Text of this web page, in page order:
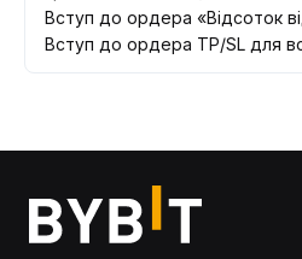
Вступ до ордера «Відсоток
Вступ до ордера TP/SL для